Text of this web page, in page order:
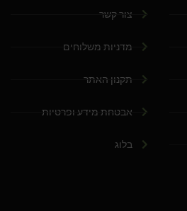
צור קשר
מדניות משלוחים
תקנון האתר
אבטחת מידע ופרטיות
בלוג